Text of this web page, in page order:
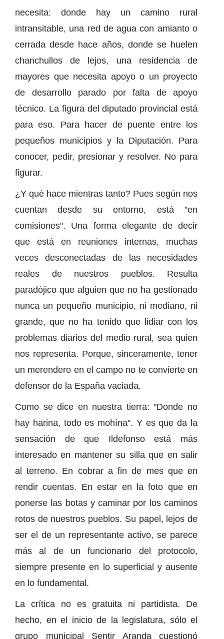
necesita: donde hay un camino rural
intransitable, una red de agua con amianto o
cerrada desde hace años, donde se huelen
chanchullos de lejos, una residencia de
mayores que necesita apoyo o un proyecto
de desarrollo parado por falta de apoyo
técnico. La figura del diputado provincial está
para eso. Para hacer de puente entre los
pequeños municipios y la Diputación. Para
conocer, pedir, presionar y resolver. No para
figurar.
¿Y qué hace mientras tanto? Pues según nos
cuentan desde su entorno, está "en
comisiones". Una forma elegante de decir
que está en reuniones internas, muchas
veces desconectadas de las necesidades
reales de nuestros pueblos. Resulta
paradójico que alguien que no ha gestionado
nunca un pequeño municipio, ni mediano, ni
grande, que no ha tenido que lidiar con los
problemas diarios del medio rural, sea quien
nos representa. Porque, sinceramente, tener
un merendero en el campo no te convierte en
defensor de la España vaciada.
Como se dice en nuestra tierra: "Donde no
hay harina, todo es mohína". Y es que da la
sensación de que Ildefonso está más
interesado en mantener su silla que en salir
al terreno. En cobrar a fin de mes que en
rendir cuentas. En estar en la foto que en
ponerse las botas y caminar por los caminos
rotos de nuestros pueblos. Su papel, lejos de
ser el de un representante activo, se parece
más al de un funcionario del protocolo,
siempre presente en lo superficial y ausente
en lo fundamental.
La crítica no es gratuita ni partidista. De
hecho, en el inicio de la legislatura, sólo el
grupo municipal Sentir Aranda cuestionó